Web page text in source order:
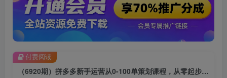
（6920期）拼多多新手运营从0-100单策划课程，从零起步到爆单详细教程
付费阅读